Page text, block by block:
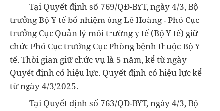
Tại Quyết định số 769/QĐ-BYT, ngày 4/3, Bộ
trưởng Bộ Y tế bổ nhiệm ông Lê Hoàng - Phó Cục
trưởng Cục Quản lý môi trường y tế (Bộ Y tế) giữ
chức Phó Cục trưởng Cục Phòng bệnh thuộc Bộ Y
tế. Thời gian giữ chức vụ là 5 năm, kể từ ngày
Quyết định có hiệu lực. Quyết định có hiệu lực kể
từ ngày 4/3/2025.
Tại Quyết định số 763/QĐ-BYT, ngày 4/3, Bộ